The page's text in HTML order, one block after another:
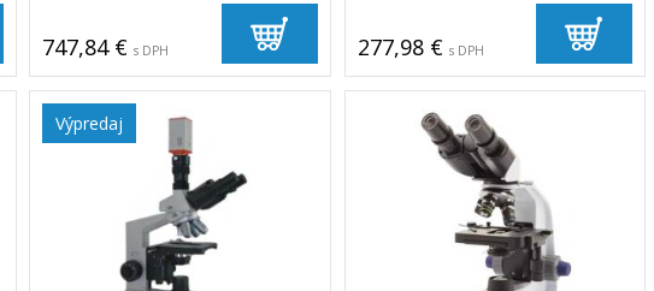
747,84 € s DPH 277,98 € s DPH
Výpredaj